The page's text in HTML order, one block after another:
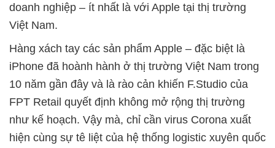
doanh nghiệp – ít nhất là với Apple tại thị trường
Việt Nam.
Hàng xách tay các sản phẩm Apple – đặc biệt là
iPhone đã hoành hành ở thị trường Việt Nam trong
10 năm gần đây và là rào cản khiến F.Studio của
FPT Retail quyết định không mở rộng thị trường
như kế hoạch. Vậy mà, chỉ cần virus Corona xuất
hiện cùng sự tê liệt của hệ thống logistic xuyên quốc